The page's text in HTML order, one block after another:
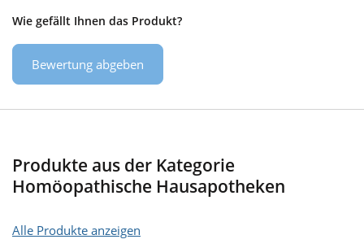
Wie gefällt Ihnen das Produkt?
Bewertung abgeben
Produkte aus der Kategorie
Homöopathische Hausapotheken
Alle Produkte anzeigen